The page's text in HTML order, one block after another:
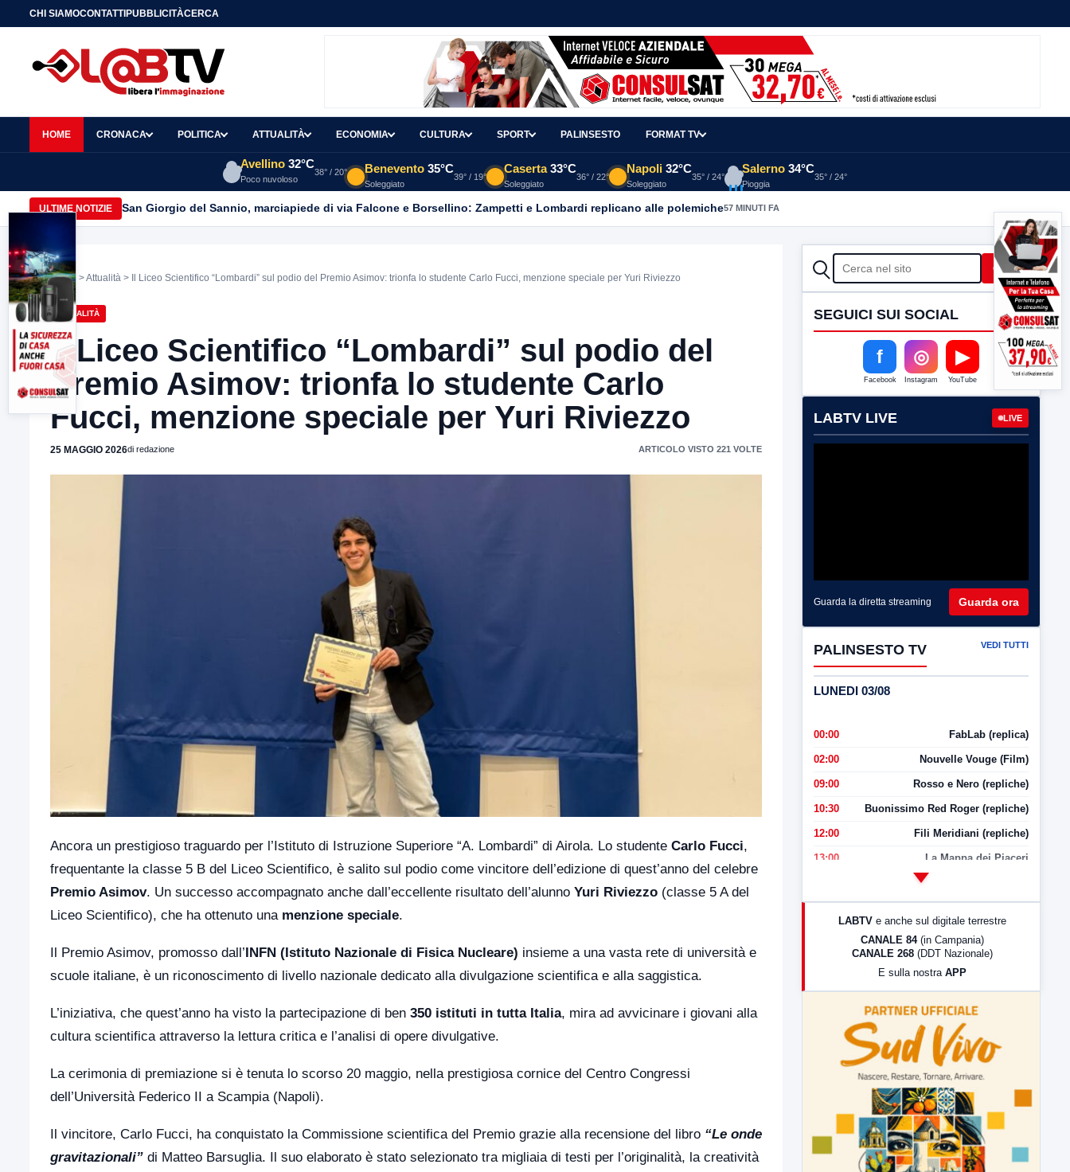
CHI SIAMOCONTATTIPUBBLICITÀCERCA
HOME CRONACA POLITICA ATTUALITÀ ECONOMIA CULTURA SPORT PALINSESTO FORMAT TV
Avellino 32°C
Poco nuvoloso
38° / 20° Benevento 35°C
Soleggiato
39° / 19°
Caserta 33°C
Soleggiato
36° / 22°
Napoli 32°C
Soleggiato
35° / 24°
Salerno 34°C
Pioggia
35° / 24°
ULTIME NOTIZIE San Giorgio del Sannio, marciapiede di via Falcone e Borsellino: Zampetti e Lombardi replicano alle polemiche57 MINUTI FA
Home >Attualità > Il Liceo Scientifico “Lombardi” sul podio del Premio Asimov: trionfa lo studente Carlo Fucci, menzione speciale per Yuri Riviezzo
ATTUALITÀ
Il Liceo Scientifico “Lombardi” sul podio del
Premio Asimov: trionfa lo studente Carlo
Fucci, menzione speciale per Yuri Riviezzo
25 MAGGIO 2026di redazione ARTICOLO VISTO 221 VOLTE
Ancora un prestigioso traguardo per l’Istituto di Istruzione Superiore “A. Lombardi” di Airola. Lo studente Carlo Fucci,
frequentante la classe 5 B del Liceo Scientifico, è salito sul podio come vincitore dell’edizione di quest’anno del celebre
Premio Asimov. Un successo accompagnato anche dall’eccellente risultato dell’alunno Yuri Riviezzo (classe 5 A del
Liceo Scientifico), che ha ottenuto una menzione speciale.
Il Premio Asimov, promosso dall’INFN (Istituto Nazionale di Fisica Nucleare) insieme a una vasta rete di università e
scuole italiane, è un riconoscimento di livello nazionale dedicato alla divulgazione scientifica e alla saggistica.
L’iniziativa, che quest’anno ha visto la partecipazione di ben 350 istituti in tutta Italia, mira ad avvicinare i giovani alla
cultura scientifica attraverso la lettura critica e l’analisi di opere divulgative.
La cerimonia di premiazione si è tenuta lo scorso 20 maggio, nella prestigiosa cornice del Centro Congressi
dell’Università Federico II a Scampia (Napoli).
Il vincitore, Carlo Fucci, ha conquistato la Commissione scientifica del Premio grazie alla recensione del libro “Le onde
gravitazionali” di Matteo Barsuglia. Il suo elaborato è stato selezionato tra migliaia di testi per l’originalità, la creatività
CERCA Cerca
SEGUICI SUI SOCIAL
f
Facebook
◎
Instagram
▶
YouTube
LABTV LIVE LIVE
Guarda la diretta streaming Guarda ora
PALINSESTO TV VEDI TUTTI
LUNEDI 03/08
00:00 FabLab (replica)
02:00 Nouvelle Vouge (Film)
09:00 Rosso e Nero (repliche)
10:30 Buonissimo Red Roger (repliche)
12:00 Fili Meridiani (repliche)
13:00 La Mappa dei Piaceri
LabNews (Diretta)
LabNews (replica)
LABTV e anche sul digitale terrestre
CANALE 84 (in Campania)
CANALE 268 (DDT Nazionale)
E sulla nostra APP